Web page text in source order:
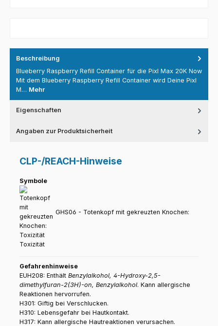
Beschreibung
Blueberry Raspberry Refill Container für die Pixl Max 20K Now
Mit dem Blueberry Raspberry Refill Container wird Deine Pixl
M… Mehr
Eigenschaften
Angaben zur Produktsicherheit
CLP-/REACH-Hinweise
Symbole
GHS06 - Totenkopf mit gekreuzten Knochen:
Toxizität
Gefahrenhinweise
EUH208: Enthält Benzylalkohol, 4-Hydroxy-2,5-
dimethylfuran-2(3H)-on, Benzylalkohol. Kann allergische
Reaktionen hervorrufen.
H301: Giftig bei Verschlucken.
H310: Lebensgefahr bei Hautkontakt.
H317: Kann allergische Hautreaktionen verursachen.